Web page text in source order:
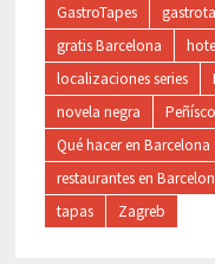
GastroTapes
gratis Barcelona
localizaciones series
novela negra
Qué hacer en Barcelona
restaurantes en
tapas
Zagreb